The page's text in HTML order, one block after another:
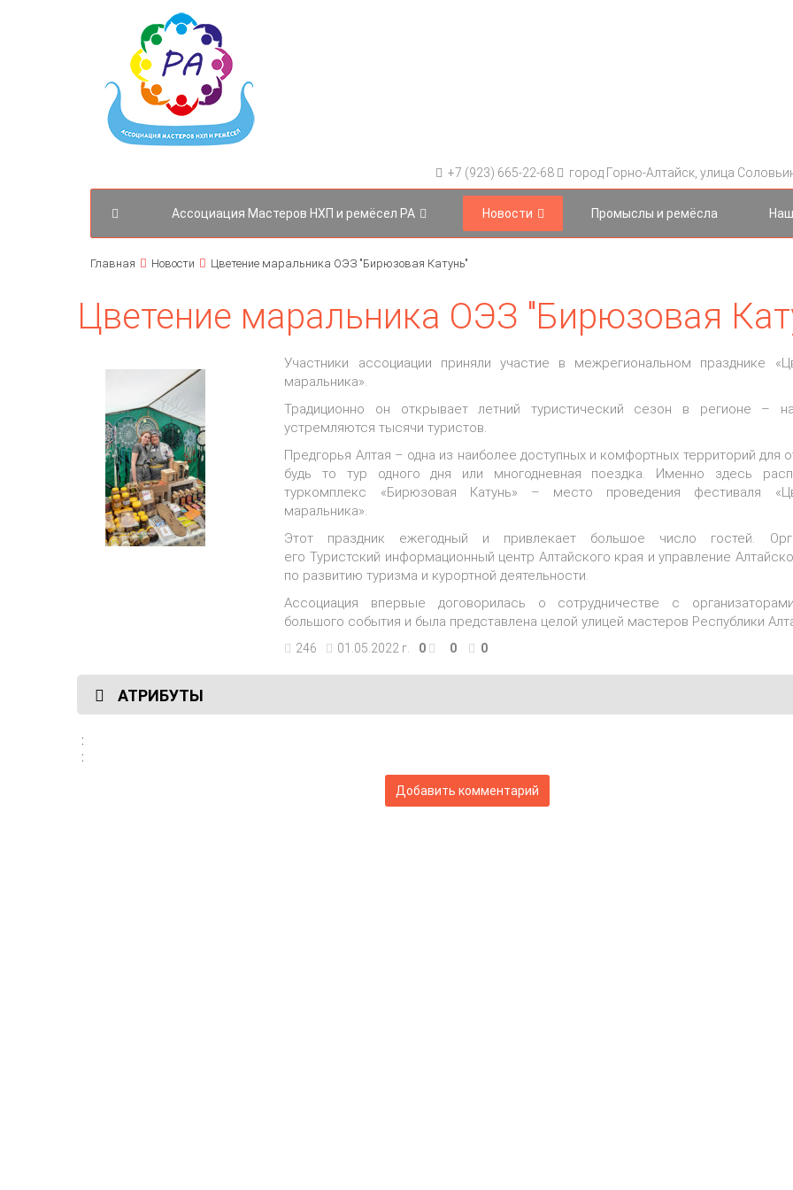
+7 (923) 665-22-68 город Горно-Алтайск, улица
Ассоциация Мастеров НХП и ремёсел РА Новости Промыслы и ремёсла
Главная Новости Цветение маральника ОЭЗ "Бирюзовая Катунь"
Цветение маральника ОЭЗ "Бирюзовая
Участники ассоциации приняли участие в межрегиональном празднике
маральника».
Традиционно он открывает летний туристический сезон в регионе –
устремляются тысячи туристов.
Предгорья Алтая – одна из наиболее доступных и комфортных территорий для
будь то тур одного дня или многодневная поездка. Именно здесь
туркомплекс
«Бирюзовая Катунь» – место проведения фестиваля
маральника».
Этот праздник ежегодный и привлекает большое число гостей.
его Туристский информационный центр Алтайского края и управление
по развитию туризма и курортной деятельности.
Ассоциация впервые договорилась о сотрудничестве с
большого события и была представлена целой улицей мастеров Республики
246 01.05.2022 г. 0 0 0
АТРИБУТЫ
:
:
Добавить комментарий